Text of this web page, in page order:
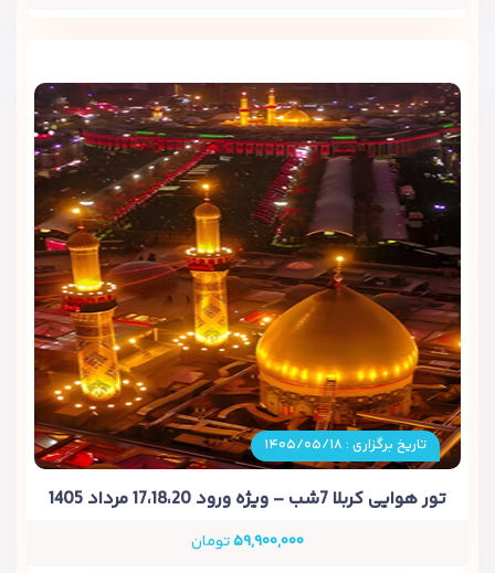
تاریخ برگزاری : ۱۴۰۵/۰۵/۱۸
تور هوایی کربلا 7شب – ویژه ورود 17،18،20 مرداد 1405
۵۹,۹۰۰,۰۰۰تومان